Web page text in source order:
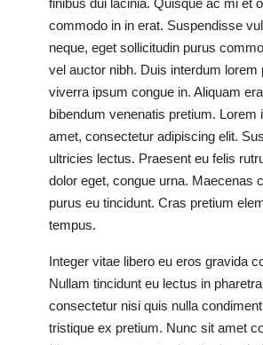
finibus dui lacinia. Quisque ac mi et
commodo in in erat. Suspendisse
neque, eget sollicitudin purus
vel auctor nibh. Duis interdum lorem
viverra ipsum congue in. Aliquam
bibendum venenatis pretium. Lorem
amet, consectetur adipiscing elit.
ultricies lectus. Praesent eu felis
dolor eget, congue urna. Maecenas
purus eu tincidunt. Cras pretium
tempus.
Integer vitae libero eu eros gravida
Nullam tincidunt eu lectus in
consectetur nisi quis nulla
tristique ex pretium. Nunc sit amet